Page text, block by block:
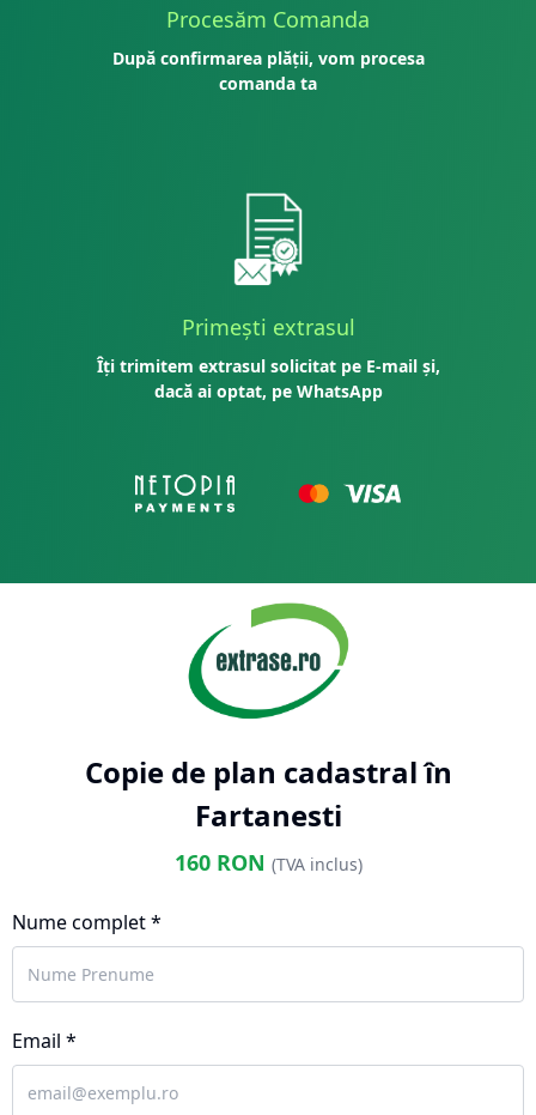
Procesăm Comanda
După confirmarea plății, vom procesa
comanda ta
Primești extrasul
Îți trimitem extrasul solicitat pe E-mail și,
dacă ai optat, pe WhatsApp
Copie de plan cadastral în
Fartanesti
160RON (TVA inclus)
Nume complet *
Email *